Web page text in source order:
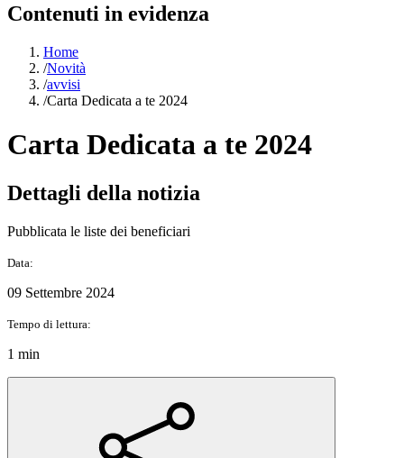
Contenuti in evidenza
Home
/Novità
/avvisi
/Carta Dedicata a te 2024
Carta Dedicata a te 2024
Dettagli della notizia
Pubblicata le liste dei beneficiari
Data:
09 Settembre 2024
Tempo di lettura:
1 min